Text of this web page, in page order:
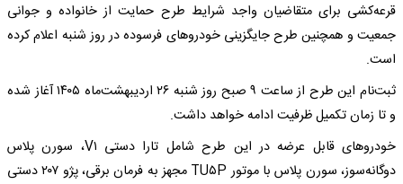
قرعه‌کشی برای متقاضیان واجد شرایط طرح حمایت از خانواده و جوانی
جمعیت و همچنین طرح جایگزینی خودروهای فرسوده در روز شنبه اعلام کرده
است.
ثبت‌نام این طرح از ساعت ۹ صبح روز شنبه ۲۶ اردیبهشت‌ماه ۱۴۰۵ آغاز شده
و تا زمان تکمیل ظرفیت ادامه خواهد داشت.
خودروهای قابل عرضه در این طرح شامل تارا دستی V۱، سورن پلاس
دوگانه‌سوز، سورن پلاس با موتور TU۵P مجهز به فرمان برقی، پژو ۲۰۷ دستی